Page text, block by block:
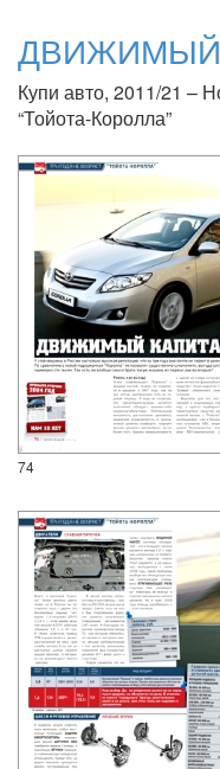
ДВИЖИМЫЙ
Купи авто, 2011/21 –
“Тойота-Королла”
74